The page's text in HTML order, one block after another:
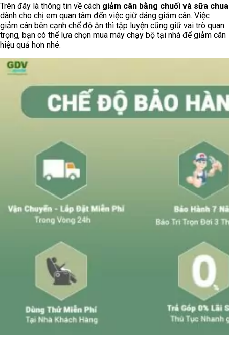
Trên đây là thông tin về cách giảm cân bằng chuối và sữa chua
dành cho chị em quan tâm đến việc giữ dáng giảm cân. Việc
giảm cân bên cạnh chế độ ăn thì tập luyện cũng giữ vai trò quan
trọng, bạn có thể lựa chọn mua máy chạy bộ tại nhà để giảm cân
hiệu quả hơn nhé.